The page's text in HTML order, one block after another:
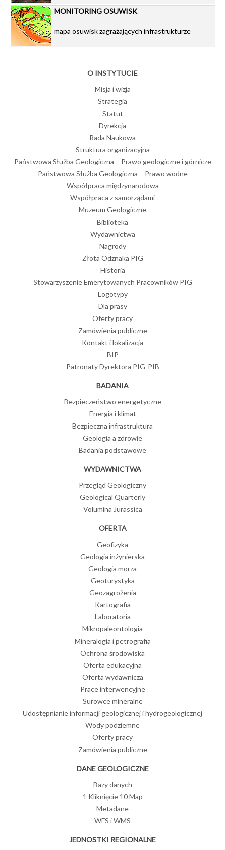
MONITORING OSUWISK
mapa osuwisk zagrażających infrastrukturze
O INSTYTUCIE
Misja i wizja
Strategia
Statut
Dyrekcja
Rada Naukowa
Struktura organizacyjna
Państwowa Służba Geologiczna – Prawo geologiczne i górnicze
Państwowa Służba Geologiczna – Prawo wodne
Współpraca międzynarodowa
Współpraca z samorządami
Muzeum Geologiczne
Biblioteka
Wydawnictwa
Nagrody
Złota Odznaka PIG
Historia
Stowarzyszenie Emerytowanych Pracowników PIG
Logotypy
Dla prasy
Oferty pracy
Zamówienia publiczne
Kontakt i lokalizacja
BIP
Patronaty Dyrektora PIG-PIB
BADANIA
Bezpieczeństwo energetyczne
Energia i klimat
Bezpieczna infrastruktura
Geologia a zdrowie
Badania podstawowe
WYDAWNICTWA
Przegląd Geologiczny
Geological Quarterly
Volumina Jurassica
OFERTA
Geofizyka
Geologia inżynierska
Geologia morza
Geoturystyka
Geozagrożenia
Kartografia
Laboratoria
Mikropaleontologia
Mineralogia i petrografia
Ochrona środowiska
Oferta edukacyjna
Oferta wydawnicza
Prace interwencyjne
Surowce mineralne
Udostępnianie informacji geologicznej i hydrogeologicznej
Wody podziemne
Oferty pracy
Zamówienia publiczne
DANE GEOLOGICZNE
Bazy danych
1 Kliknięcie 10 Map
Metadane
WFS i WMS
JEDNOSTKI REGIONALNE